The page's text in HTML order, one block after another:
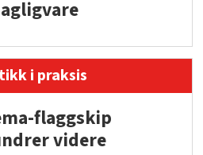
i praksis
flaggskip
videre